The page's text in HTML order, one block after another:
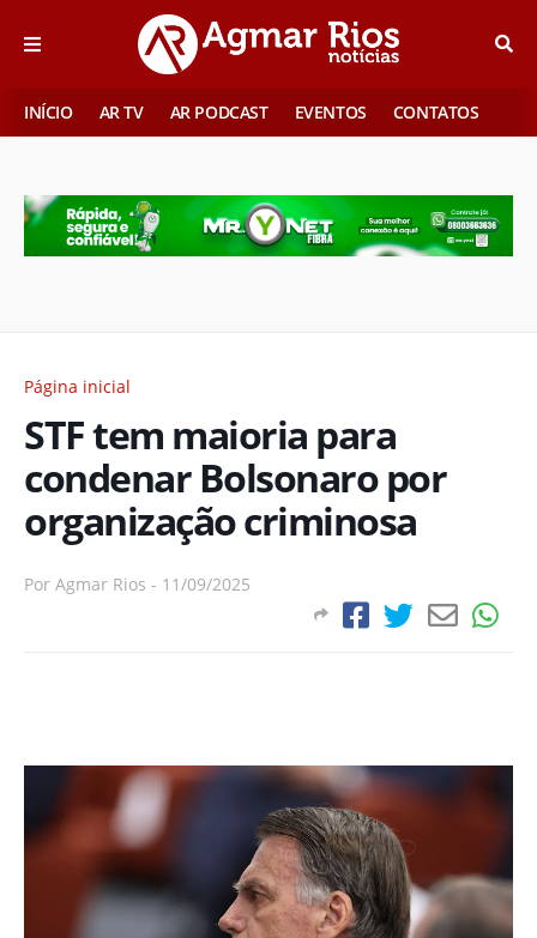
INÍCIO AR TV AR PODCAST EVENTOS CONTATOS
Página inicial
STF tem maioria para
condenar Bolsonaro por
organização criminosa
Por Agmar Rios - 11/09/2025